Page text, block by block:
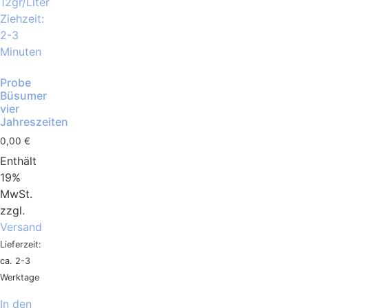
Probe
Büsumer
vier
Jahreszeiten
0,00 €
Enthält
19%
MwSt.
zzgl.
Versand
Lieferzeit:
ca. 2-3
Werktage
In den